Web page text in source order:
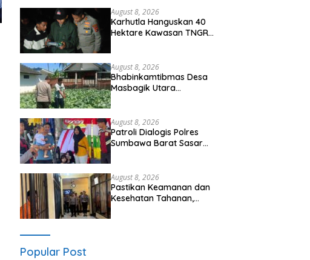
Nasional
August 8, 2026
Karhutla Hanguskan 40
Hektare Kawasan TNGR
Padamkan Api
August 8, 2026
Bhabinkamtibmas Desa
Masbagik Utara
Swasembada Pangan
August 8, 2026
Patroli Dialogis Polres
Sumbawa Barat Sasar
Tetap Kondusif
August 8, 2026
Pastikan Keamanan dan
Kesehatan Tahanan,
Popular Post